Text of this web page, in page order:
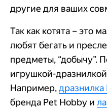
другие для ваших
Так как котята – это
любят бегать и
предметы, “добычу”.
игрушкой-
Например,
бренда Pet Hobby и